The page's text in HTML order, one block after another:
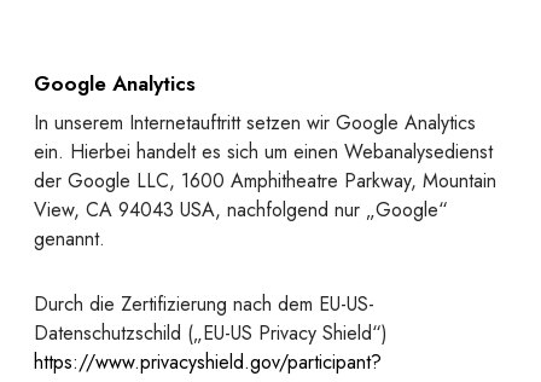
Google Analytics
In unserem Internetauftritt setzen wir Google Analytics
ein. Hierbei handelt es sich um einen Webanalysedienst
der Google LLC, 1600 Amphitheatre Parkway, Mountain
View, CA 94043 USA, nachfolgend nur „Google“
genannt.
Durch die Zertifizierung nach dem EU-US-
Datenschutzschild („EU-US Privacy Shield“)
https://www.privacyshield.gov/participant?